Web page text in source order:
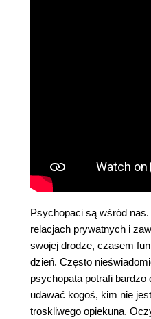
Psychopaci są wśród
relacjach prywatnych i
swojej drodze, czasem
dzień. Często
psychopata potrafi
udawać kogoś, kim nie
troskliwego opiekuna.